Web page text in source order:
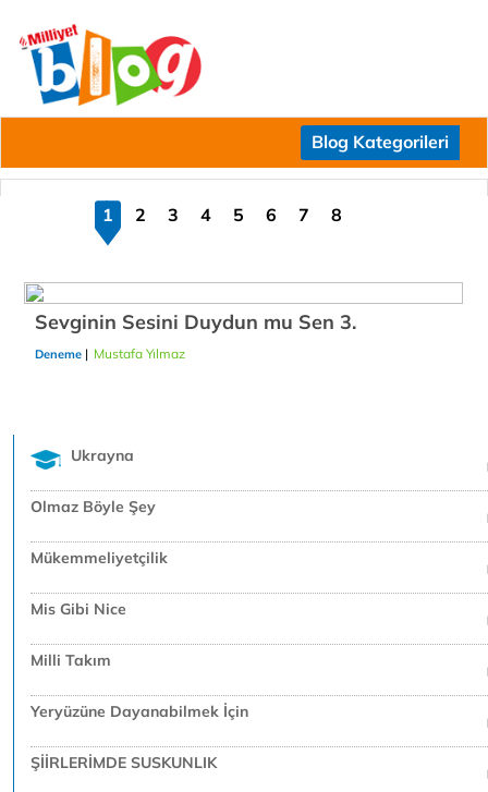
Blog Kategorileri
1 2 3 4 5 6 7 8
Sevginin Sesini Duydun mu Sen 3.
Deneme | Mustafa Yılmaz
Ukrayna
Olmaz Böyle Şey
Mükemmeliyetçilik
Mis Gibi Nice
Milli Takım
Yeryüzüne Dayanabilmek İçin
ŞİİRLERİMDE SUSKUNLIK